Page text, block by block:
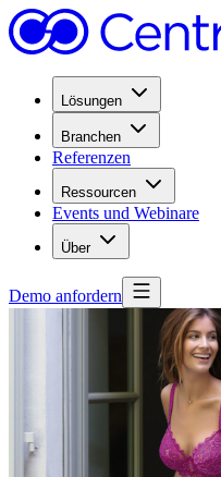
Lösungen
Branchen
Referenzen
Ressourcen
Events und Webinare
Über
Demo anfordern